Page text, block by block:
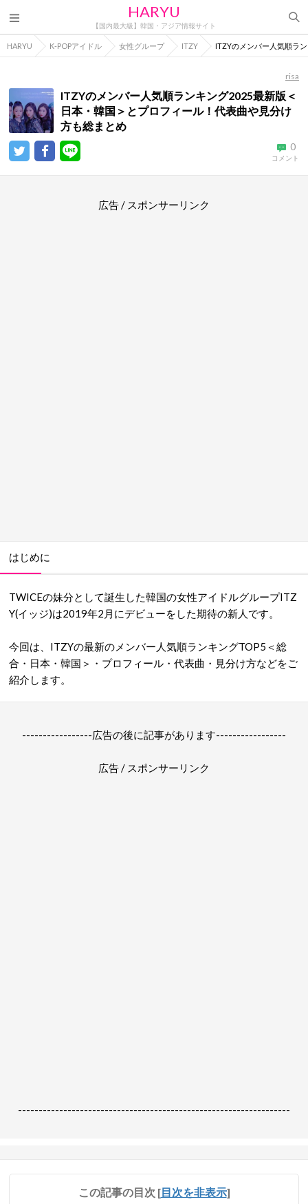
HARYU
【国内最大級】韓国・アジア情報サイト
HARYU K-POPアイドル 女性グループ ITZY ITZYのメンバー人気順ラ
risa
ITZYのメンバー人気順ランキング2025最新版＜
日本・韓国＞とプロフィール！代表曲や見分け
方も総まとめ
0
コメント
広告 / スポンサーリンク
はじめに
TWICEの妹分として誕生した韓国の女性アイドルグループITZ
Y(イッジ)は2019年2月にデビューをした期待の新人です。
今回は、ITZYの最新のメンバー人気順ランキングTOP5＜総
合・日本・韓国＞・プロフィール・代表曲・見分け方などをご
紹介します。
-----------------広告の後に記事があります-----------------
広告 / スポンサーリンク
------------------------------------------------------------------
この記事の目次 [目次を非表示]